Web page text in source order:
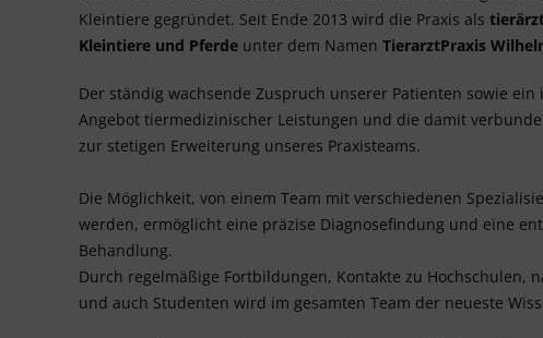
Kleintiere gegründet. Seit Ende 2013 wird die Praxis als
Kleintiere und Pferde unter dem Namen TierarztPraxis
Der ständig wachsende Zuspruch unserer Patienten sowie ein
Angebot tiermedizinischer Leistungen und die damit
zur stetigen Erweiterung unseres Praxisteams.
Die Möglichkeit, von einem Team mit verschiedenen
werden, ermöglicht eine präzise Diagnosefindung und eine
Behandlung.
Durch regelmäßige Fortbildungen, Kontakte zu Hochschulen,
und auch Studenten wird im gesamten Team der neueste